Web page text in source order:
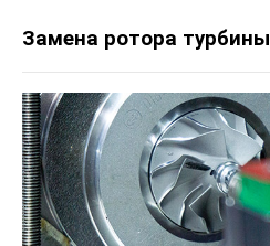
Замена ротора турбины